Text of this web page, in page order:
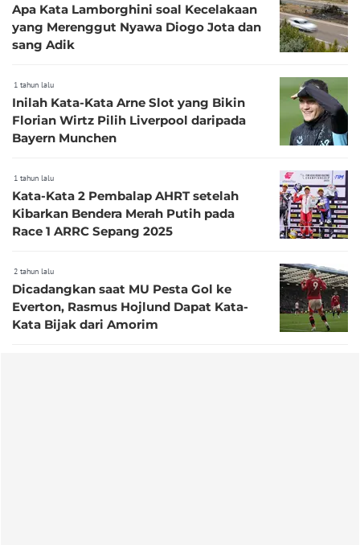
Apa Kata Lamborghini soal Kecelakaan
yang Merenggut Nyawa Diogo Jota dan
sang Adik
1 tahun lalu
Inilah Kata-Kata Arne Slot yang Bikin
Florian Wirtz Pilih Liverpool daripada
Bayern Munchen
1 tahun lalu
Kata-Kata 2 Pembalap AHRT setelah
Kibarkan Bendera Merah Putih pada
Race 1 ARRC Sepang 2025
2 tahun lalu
Dicadangkan saat MU Pesta Gol ke
Everton, Rasmus Hojlund Dapat Kata-
Kata Bijak dari Amorim